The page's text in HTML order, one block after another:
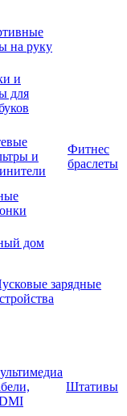
на руку
и
для
и
Фитнес
браслеты
дом
зарядные
Штативы